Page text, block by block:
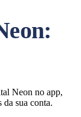
Neon no app,
sua conta.